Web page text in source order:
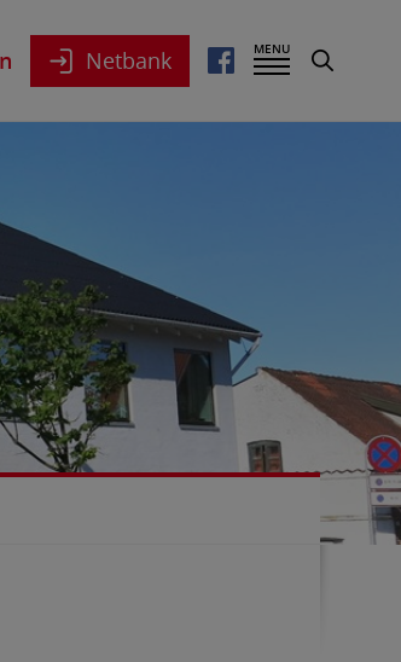
Netbank MENU